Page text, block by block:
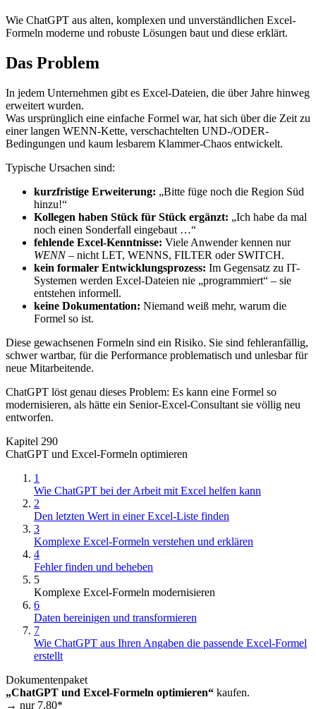
Wie ChatGPT aus alten, komplexen und unverständlichen Excel-
Formeln moderne und robuste Lösungen baut und diese erklärt.
Das Problem
In jedem Unternehmen gibt es Excel-Dateien, die über Jahre hinweg
erweitert wurden.
Was ursprünglich eine einfache Formel war, hat sich über die Zeit zu
einer langen WENN-Kette, verschachtelten UND-/ODER-
Bedingungen und kaum lesbarem Klammer-Chaos entwickelt.
Typische Ursachen sind:
kurzfristige Erweiterung: „Bitte füge noch die Region Süd
hinzu!“
Kollegen haben Stück für Stück ergänzt: „Ich habe da mal
noch einen Sonderfall eingebaut …“
fehlende Excel-Kenntnisse: Viele Anwender kennen nur
WENN– nicht LET, WENNS, FILTER oder SWITCH.
kein formaler Entwicklungsprozess: Im Gegensatz zu IT-
Systemen werden Excel-Dateien nie „programmiert“ – sie
entstehen informell.
keine Dokumentation: Niemand weiß mehr, warum die
Formel so ist.
Diese gewachsenen Formeln sind ein Risiko. Sie sind fehleranfällig,
schwer wartbar, für die Performance problematisch und unlesbar für
neue Mitarbeitende.
ChatGPT löst genau dieses Problem: Es kann eine Formel so
modernisieren, als hätte ein Senior-Excel-Consultant sie völlig neu
entworfen.
Kapitel 290
ChatGPT und Excel-Formeln optimieren
1
Wie ChatGPT bei der Arbeit mit Excel helfen kann
2
Den letzten Wert in einer Excel-Liste finden
3
Komplexe Excel-Formeln verstehen und erklären
4
Fehler finden und beheben
5
Komplexe Excel-Formeln modernisieren
6
Daten bereinigen und transformieren
7
Wie ChatGPT aus Ihren Angaben die passende Excel-Formel
erstellt
Dokumentenpaket
„ChatGPT und Excel-Formeln optimieren“ kaufen.
→ nur 7,80*